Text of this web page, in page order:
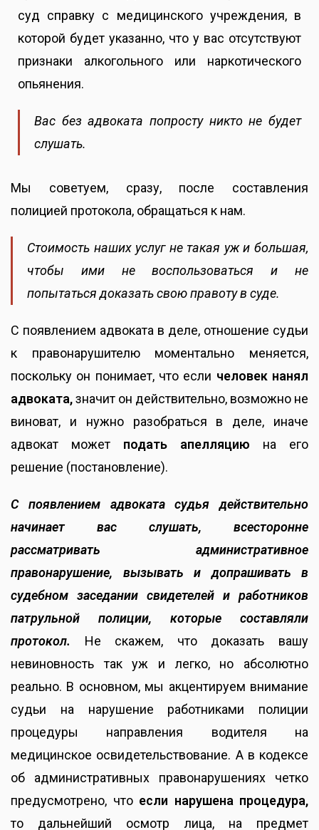
суд справку с медицинского учреждения, в
которой будет указанно, что у вас отсутствуют
признаки алкогольного или наркотического
опьянения.
Вас без адвоката попросту никто не будет
слушать.
Мы советуем, сразу, после составления
полицией протокола, обращаться к нам.
Стоимость наших услуг не такая уж и большая,
чтобы ими не воспользоваться и не
попытаться доказать свою правоту в суде.
С появлением адвоката в деле, отношение судьи
к правонарушителю моментально меняется,
поскольку он понимает, что если человек нанял
адвоката,значит он действительно, возможно не
виноват, и нужно разобраться в деле, иначе
адвокат может подать апелляцию на его
решение (постановление).
С появлением адвоката судья действительно
начинает вас слушать, всесторонне
рассматривать административное
правонарушение, вызывать и допрашивать в
судебном заседании свидетелей и работников
патрульной полиции, которые составляли
протокол. Не скажем, что доказать вашу
невиновность так уж и легко, но абсолютно
реально. В основном, мы акцентируем внимание
судьи на нарушение работниками полиции
процедуры направления водителя на
медицинское освидетельствование. А в кодексе
об административных правонарушениях четко
предусмотрено, что если нарушена процедура,
то дальнейший осмотр лица, на предмет